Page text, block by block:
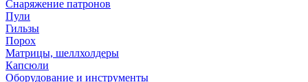
Снаряжение патронов
Пули
Гильзы
Порох
Матрицы, шеллхолдеры
Капсюли
Оборудование и инструменты